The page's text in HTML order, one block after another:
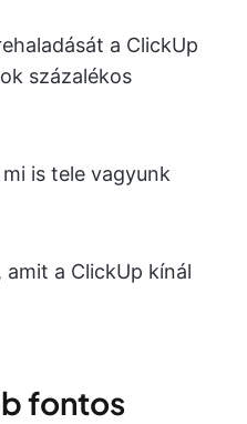
a ClickUp
százalékos
is tele vagyunk
a ClickUp kínál
fontos